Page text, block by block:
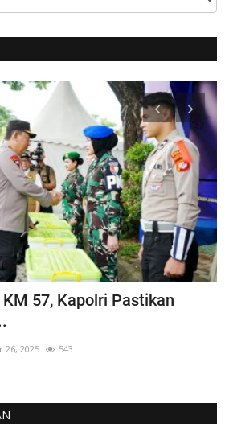
57, Kapolri Pastikan
26, 2025 543